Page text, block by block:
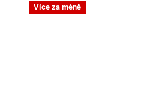
Více za méně